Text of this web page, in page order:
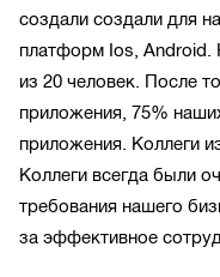
создали создали для
платформ Ios, Android.
из 20 человек. После
приложения, 75%
приложения. Коллеги
Коллеги всегда были
требования нашего
за эффективное